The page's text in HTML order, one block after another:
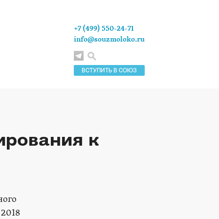
ВСТУПИТЬ В СОЮЗ
+7 (499) 550-24-71
info@souzmoloko.ru
к